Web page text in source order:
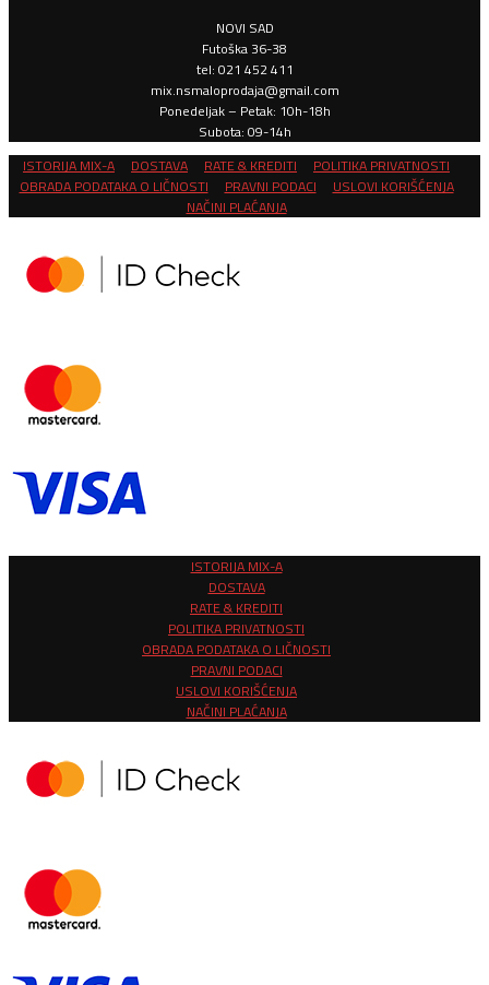
NOVI SAD
Futoška 36-38
tel: 021 452 411
mix.nsmaloprodaja@gmail.com
Ponedeljak – Petak: 10h-18h
Subota: 09-14h
ISTORIJA MIX-A
DOSTAVA RATE & KREDITI
POLITIKA PRIVATNOSTI
OBRADA PODATAKA O LIČNOSTI
PRAVNI PODACI
USLOVI KORIŠĆENJA
NAČINI PLAĆANJA
ISTORIJA MIX-A
DOSTAVA
RATE & KREDITI
POLITIKA PRIVATNOSTI
OBRADA PODATAKA O LIČNOSTI
PRAVNI PODACI
USLOVI KORIŠĆENJA
NAČINI PLAĆANJA